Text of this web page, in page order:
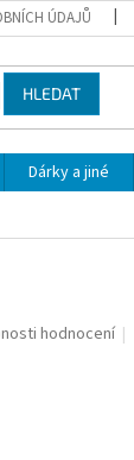
ÚDAJŮ
HLEDAT
Dárky a jiné
hodnocení